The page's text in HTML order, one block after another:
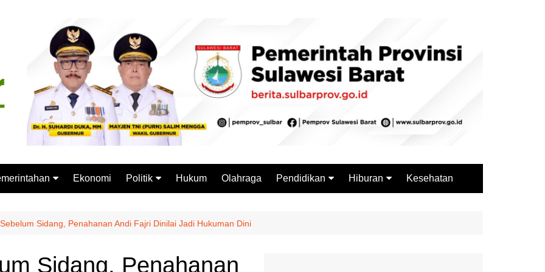
Vertikal
Ekonomi Politik
Pemilu
Hukum Olahraga Pendidikan Hiburan Kesehatan
Sidang, Penahanan Andi Fajri Dinilai Jadi Hukuman Dini
Sidang, Penahanan